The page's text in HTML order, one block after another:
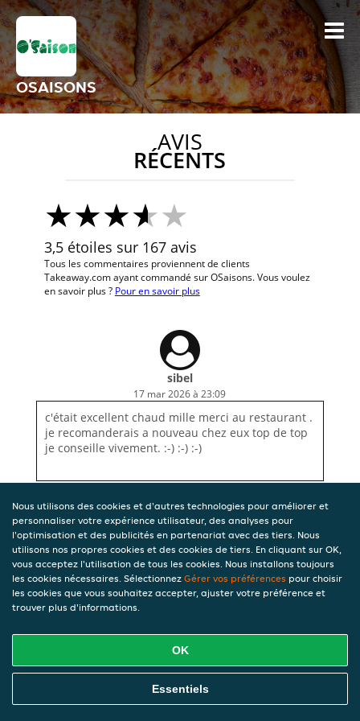
OSAISONS
AVIS
RÉCENTS
3,5 étoiles sur 167 avis
Tous les commentaires proviennent de clients
Takeaway.com ayant commandé sur OSaisons. Vous voulez
en savoir plus ? Pour en savoir plus
sibel
17 mar 2026 à 23:09
c'était excellent chaud mille merci au restaurant .
je recomanderais a nouveau chez eux top de top
je conseille vivement. :-) :-) :-)
Nous utilisons des cookies et d'autres technologies pour améliorer et
personnaliser votre expérience utilisateur, des analyses pour
l'optimisation et des publicités en partenariat avec des tiers. Nous
utilisons nos propres cookies et des cookies de tiers. En cliquant sur OK,
vous acceptez l'utilisation de tous les cookies. Nous installons toujours
les cookies nécessaires. Sélectionnez Gérer vos préférences pour choisir
les cookies que vous souhaitez accepter, ajuster votre préférence et
trouver plus d'informations.
OK
Essentiels